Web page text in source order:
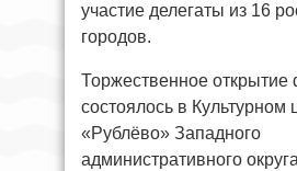
участие делегаты из 16
городов.
Торжественное открытие
состоялось в Культурном
«Рублёво» Западного
административного